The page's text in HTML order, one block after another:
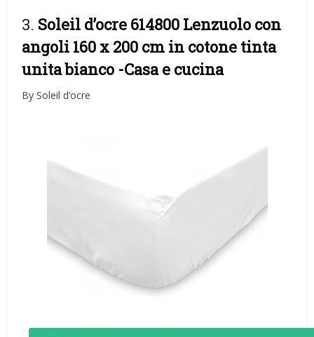
3. Soleil d’ocre 614800 Lenzuolo con
angoli 160 x 200 cm in cotone tinta
unita bianco -Casa e cucina
By Soleil d’ocre